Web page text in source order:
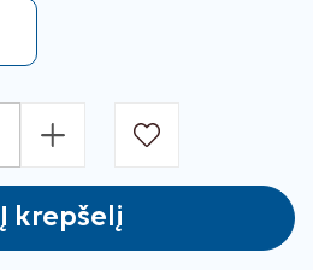
+
Į krepšelį